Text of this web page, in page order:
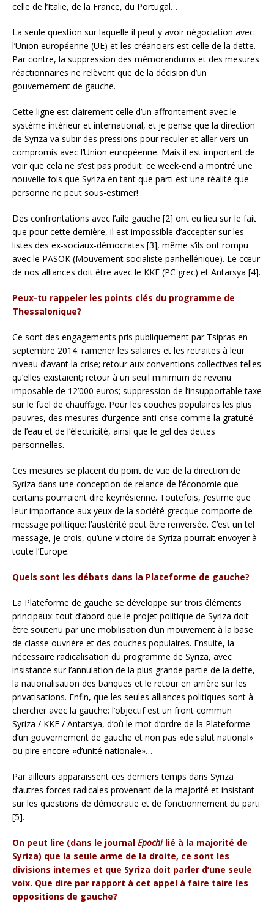
celle de l’Italie, de la France, du Portugal…
La seule question sur laquelle il peut y avoir négociation avec
l’Union européenne (UE) et les créanciers est celle de la dette.
Par contre, la suppression des mémorandums et des mesures
réactionnaires ne relèvent que de la décision d’un
gouvernement de gauche.
Cette ligne est clairement celle d’un affrontement avec le
système intérieur et international, et je pense que la direction
de Syriza va subir des pressions pour reculer et aller vers un
compromis avec l’Union européenne. Mais il est important de
voir que cela ne s’est pas produit: ce week-end a montré une
nouvelle fois que Syriza en tant que parti est une réalité que
personne ne peut sous-estimer!
Des confrontations avec l’aile gauche [2] ont eu lieu sur le fait
que pour cette dernière, il est impossible d’accepter sur les
listes des ex-sociaux-démocrates [3], même s’ils ont rompu
avec le PASOK (Mouvement socialiste panhellénique). Le cœur
de nos alliances doit être avec le KKE (PC grec) et Antarsya [4].
Peux-tu rappeler les points clés du programme de
Thessalonique?
Ce sont des engagements pris publiquement par Tsipras en
septembre 2014: ramener les salaires et les retraites à leur
niveau d’avant la crise; retour aux conventions collectives telles
qu’elles existaient; retour à un seuil minimum de revenu
imposable de 12’000 euros; suppression de l’insupportable taxe
sur le fuel de chauffage. Pour les couches populaires les plus
pauvres, des mesures d’urgence anti-crise comme la gratuité
de l’eau et de l’électricité, ainsi que le gel des dettes
personnelles.
Ces mesures se placent du point de vue de la direction de
Syriza dans une conception de relance de l’économie que
certains pourraient dire keynésienne. Toutefois, j’estime que
leur importance aux yeux de la société grecque comporte de
message politique: l’austérité peut être renversée. C’est un tel
message, je crois, qu’une victoire de Syriza pourrait envoyer à
toute l’Europe.
Quels sont les débats dans la Plateforme de gauche?
La Plateforme de gauche se développe sur trois éléments
principaux: tout d’abord que le projet politique de Syriza doit
être soutenu par une mobilisation d’un mouvement à la base
de classe ouvrière et des couches populaires. Ensuite, la
nécessaire radicalisation du programme de Syriza, avec
insistance sur l’annulation de la plus grande partie de la dette,
la nationalisation des banques et le retour en arrière sur les
privatisations. Enfin, que les seules alliances politiques sont à
chercher avec la gauche: l’objectif est un front commun
Syriza / KKE / Antarsya, d’où le mot d’ordre de la Plateforme
d’un gouvernement de gauche et non pas «de salut national»
ou pire encore «d’unité nationale»…
Par ailleurs apparaissent ces derniers temps dans Syriza
d’autres forces radicales provenant de la majorité et insistant
sur les questions de démocratie et de fonctionnement du parti
[5].
On peut lire (dans le journal Epochilié à la majorité de
Syriza) que la seule arme de la droite, ce sont les
divisions internes et que Syriza doit parler d’une seule
voix. Que dire par rapport à cet appel à faire taire les
oppositions de gauche?